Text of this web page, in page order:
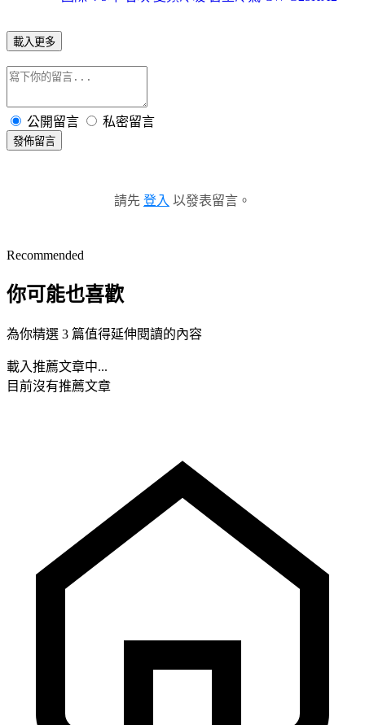
載入更多
公開留言 私密留言
發佈留言
請先 登入 以發表留言。
Recommended
你可能也喜歡
為你精選 3 篇值得延伸閱讀的內容
載入推薦文章中...
目前沒有推薦文章